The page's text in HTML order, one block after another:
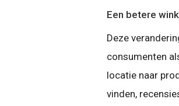
Een betere
Deze
consumenten
locatie naar
vinden,